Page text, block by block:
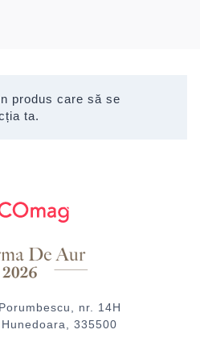
produs care să se
ta.
nr. 14H
335500